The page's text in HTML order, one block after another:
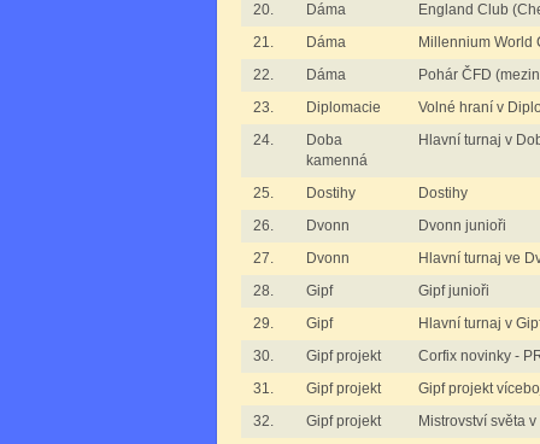
20.
Dáma
England Club
21.
Dáma
Millennium World
22.
Dáma
Pohár ČFD
23.
Diplomacie
Volné hraní v
24.
Doba
kamenná
Hlavní turnaj v
25. Dostihy
Dostihy
26.
Dvonn
Dvonn junioři
27.
Dvonn
Hlavní turnaj ve
28.
Gipf
Gipf junioři
29.
Gipf
Hlavní turnaj v
30.
Gipf projekt
Corfix novinky -
31.
Gipf projekt
Gipf projekt
32.
Gipf projekt
Mistrovství světa